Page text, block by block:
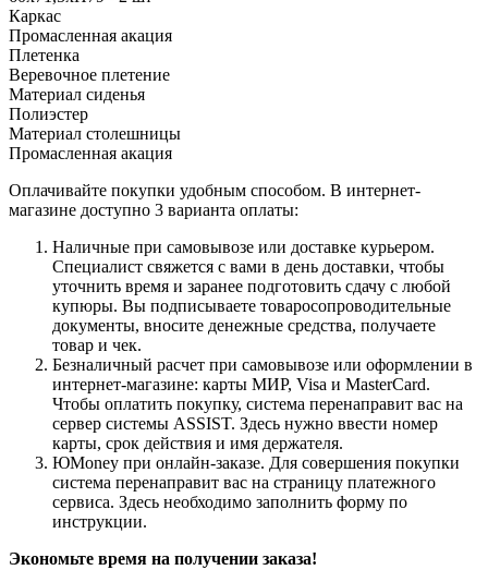
Каркас
Промасленная акация
Плетенка
Веревочное плетение
Материал сиденья
Полиэстер
Материал столешницы
Промасленная акация
Оплачивайте покупки удобным способом. В интернет-
магазине доступно 3 варианта оплаты:
Наличные при самовывозе или доставке курьером.
Специалист свяжется с вами в день доставки, чтобы
уточнить время и заранее подготовить сдачу с любой
купюры. Вы подписываете товаросопроводительные
документы, вносите денежные средства, получаете
товар и чек.
Безналичный расчет при самовывозе или оформлении в
интернет-магазине: карты МИР, Visa и MasterCard.
Чтобы оплатить покупку, система перенаправит вас на
сервер системы ASSIST. Здесь нужно ввести номер
карты, срок действия и имя держателя.
ЮMoney при онлайн-заказе. Для совершения покупки
система перенаправит вас на страницу платежного
сервиса. Здесь необходимо заполнить форму по
инструкции.
Экономьте время на получении заказа!